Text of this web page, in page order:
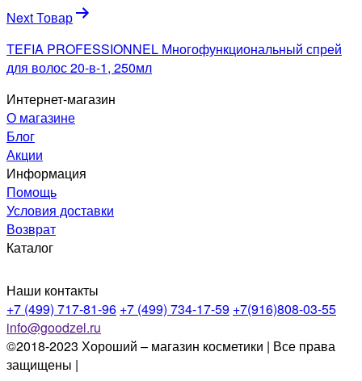
Next Товар
TEFIA PROFESSIONNEL Многофункциональный спрей
для волос 20-в-1, 250мл
Интернет-магазин
О магазине
Блог
Акции
Информация
Помощь
Условия доставки
Возврат
Каталог
Наши контакты
+7 (499) 717-81-96 +7 (499) 734-17-59 +7(916)808-03-55
info@goodzel.ru
©2018-2023 Хороший – магазин косметики | Все права
защищены |